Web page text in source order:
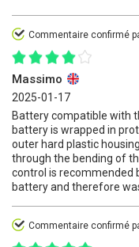
Commentaire confirmé
Massimo
2025-01-17
Battery compatible with
battery is wrapped in
outer hard plastic
through the bending of
control is recommended
battery and therefore
Commentaire confirmé